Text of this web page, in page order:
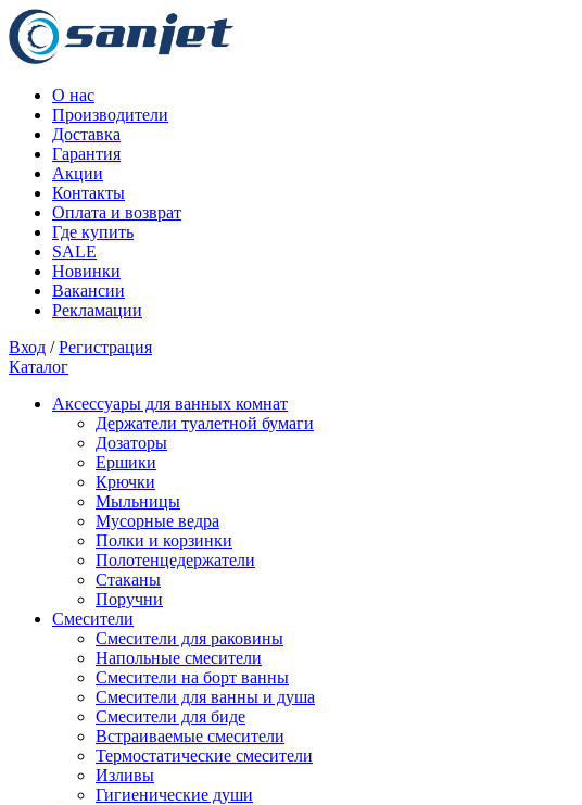
О нас
Производители
Доставка
Гарантия
Акции
Контакты
Оплата и возврат
Где купить
SALE
Новинки
Вакансии
Рекламации
Вход /Регистрация
Каталог
Аксессуары для ванных комнат
Держатели туалетной бумаги
Дозаторы
Ершики
Крючки
Мыльницы
Мусорные ведра
Полки и корзинки
Полотенцедержатели
Стаканы
Поручни
Смесители
Смесители для раковины
Напольные смесители
Смесители на борт ванны
Смесители для ванны и душа
Смесители для биде
Встраиваемые смесители
Термостатические смесители
Изливы
Гигиенические души